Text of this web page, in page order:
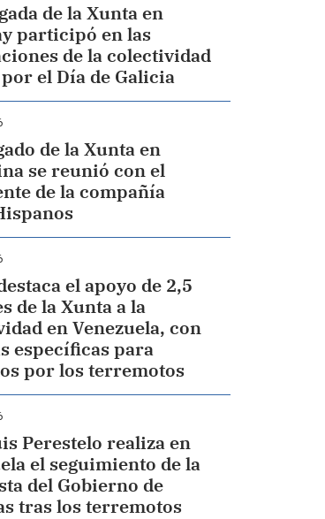
de la Xunta en
participó en las
de la colectividad
el Día de Galicia
de la Xunta en
se reunió con el
de la compañía
el apoyo de 2,5
de la Xunta a la
en Venezuela, con
específicas para
por los terremotos
Perestelo realiza en
el seguimiento de la
del Gobierno de
tras los terremotos